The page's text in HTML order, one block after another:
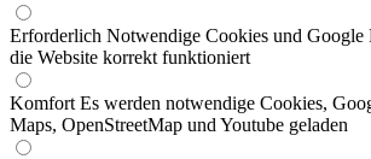
Erforderlich Notwendige Cookies und Google
die Website korrekt funktioniert
Komfort Es werden notwendige Cookies,
Maps, OpenStreetMap und Youtube geladen